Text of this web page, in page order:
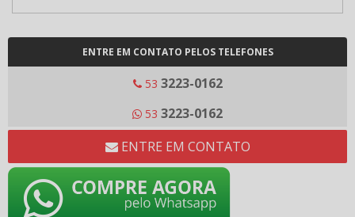
ENTRE EM CONTATO PELOS TELEFONES
53 3223-0162
53 3223-0162
ENTRE EM CONTATO